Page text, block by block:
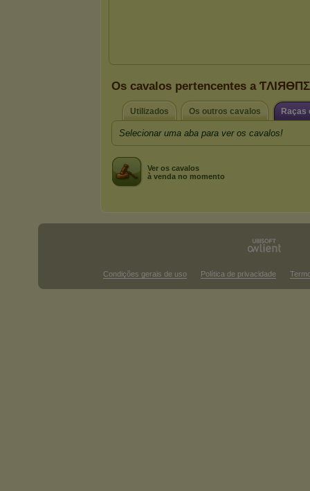
Os cavalos pertencentes a ƬΛIЯӨПΣ
Utilizados Os outros cavalos Raças
Selecionar uma aba para ver os cavalos!
Ver os cavalos
à venda no momento
Condições gerais de uso Política de privacidade